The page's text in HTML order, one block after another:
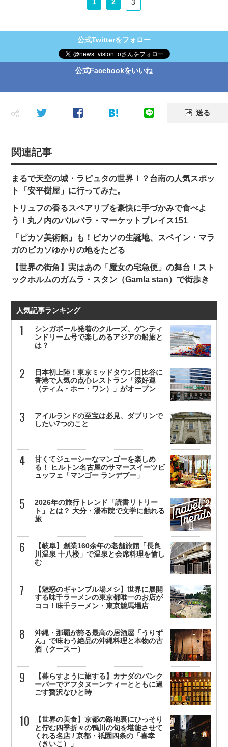
3
公式Twitterをフォロー
公式Facebookをいいね
送る
関連記事
まるで天空の城・ラピュタの世界！？台南の人気スポッ
ト「安平樹屋」に行ってみた。
トリュフの香るスペアリブを豪快に手づかみで食べよ
う！丸ノ内のバルバラ・マーケットプレイス151
「ピカソ美術館」も！ピカソの生誕地、スペイン・マラ
ガのピカソゆかりの地をたどる
【世界の街角】実はあの「魔女の宅急便」の舞台！スト
ックホルムのガムラ・スタン（Gamla stan）で街歩き
人気記事ランキング
シンガポール発着のクルーズ、ゲンティ
ンドリーム号で楽しめるアジアの船旅と
は？
日本初上陸！東京ミッドタウン日比谷に
香港で人気の点心レストラン「添好運
（ティム・ホー・ワン）」がオープン
アイルランドの至宝は必見、ダブリンで
したい7つのこと
甘くてジューシーなマンゴーを楽しめ
る！ ヒルトン名古屋のサマースイーツビ
ュッフェ「マンゴー ランデブー」
2026年の旅行トレンド「読書リトリー
ト」とは？ 大分・湯布院で文学に触れる
旅
【岐阜】創業160余年の老舗旅館「長良
川温泉 十八楼」で温泉と会席料理を愉し
む
【魅惑のギャンブル場メシ】世界に展開
する味千ラーメンの東京都唯一のお店が
ココ！味千ラーメン・東京競馬場店
沖縄・那覇が誇る最高の居酒屋「うりず
ん」で味わう絶品の沖縄料理と本物の古
酒（クースー）
【暮らすように旅する】カナダのバンク
ーバーでアフタヌーンティーとともに過
ごす贅沢なひと時
【世界の美食】京都の路地裏にひっそり
と佇む四季折々の鴨川の旬を堪能させて
くれる名店 / 京都・祇園四条の「喜幸
（きいこ）」